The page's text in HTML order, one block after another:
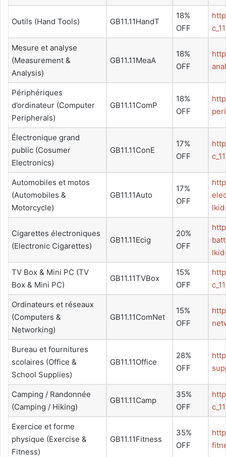
Outils (Hand Tools) GB11.11HandT
18%
OFF
Mesure et analyse
(Measurement &
Analysis)
GB11.11MeaA
18%
OFF
Périphériques
d’ordinateur (Computer
Peripherals)
GB11.11ComP
18%
OFF
Électronique grand
public (Cosumer
Electronics)
GB11.11ConE
17%
OFF
Automobiles et motos
(Automobiles &
Motorcycle)
GB11.11Auto
17%
OFF
Cigarettes électroniques
(Electronic Cigarettes)
GB11.11Ecig
20%
OFF
TV Box & Mini PC (TV
Box & Mini PC)
GB11.11TVBox
15%
OFF
Ordinateurs et réseaux
(Computers &
Networking)
GB11.11ComNet
15%
OFF
Bureau et fournitures
scolaires (Office &
School Supplies)
GB11.11Office
28%
OFF
Camping / Randonnée
(Camping / Hiking)
GB11.11Camp
35%
OFF
Exercice et forme
physique (Exercise &
Fitness)
GB11.11Fitness
35%
OFF